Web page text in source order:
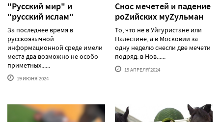
"Русский мир" и
"русский ислам"
За последнее время в
русскоязычной
информационной среде имели
места два возможно не особо
приметных......
19 ИЮНЯ'2024
Снос мечетей и падение
роZийских муZульман
То, что не в Уйгуристане или
Палестине, а в Московии за
одну неделю снесли две мечети
подряд: в Нов......
19 АПРЕЛЯ'2024